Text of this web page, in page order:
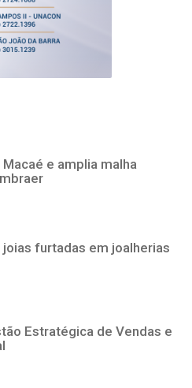
e amplia malha
furtadas em joalherias
Estratégica de Vendas e